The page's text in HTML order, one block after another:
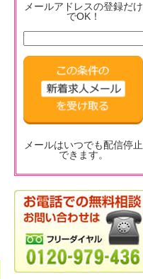
メールアドレスの登録だけ
でOK！
メールはいつでも配信停止
できます。